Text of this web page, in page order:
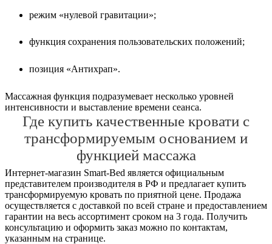
режим «нулевой гравитации»;
функция сохранения пользовательских положений;
позиция «Антихрап».
Массажная функция подразумевает несколько уровней
интенсивности и выставление времени сеанса.
Где купить качественные кровати с
трансформируемым основанием и
функцией массажа
Интернет-магазин Smart-Bed является официальным
представителем производителя в РФ и предлагает купить
трансформируемую кровать по приятной цене. Продажа
осуществляется с доставкой по всей стране и предоставлением
гарантии на весь ассортимент сроком на 3 года. Получить
консультацию и оформить заказ можно по контактам,
указанным на странице.